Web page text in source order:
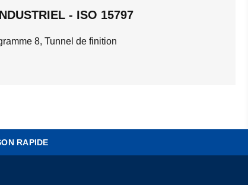
- ISO 15797
8, Tunnel de finition
RAPIDE